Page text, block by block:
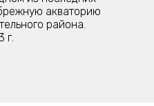
акваторию
района.
г.